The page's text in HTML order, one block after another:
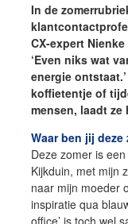
In de
CX-expert
‘Even niks wat
energie
koffietentje of
mensen, laadt ze
Waar ben jij deze
Deze zomer is
Kijkduin, met mijn
naar mijn moeder
inspiratie qua
office’ is toch wel